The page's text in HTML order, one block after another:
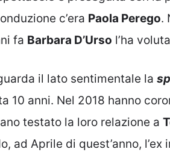
c’era Paola Perego.
fa Barbara D’Urso l’ha
il lato sentimentale la
10 anni. Nel 2018 hanno
testato la loro relazione a
ad Aprile di quest’anno, l’ex